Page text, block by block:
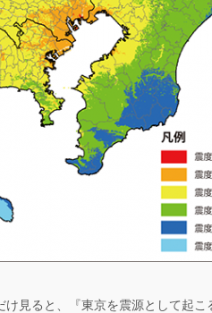
け見ると、『東京を震源として起